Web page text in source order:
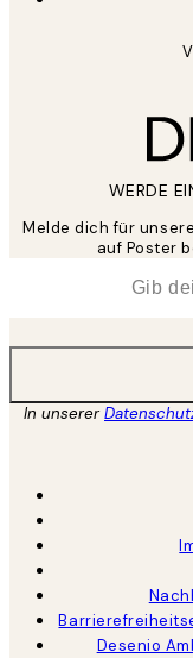
WERDE
Melde dich für
auf Poster
In unserer
Desenio